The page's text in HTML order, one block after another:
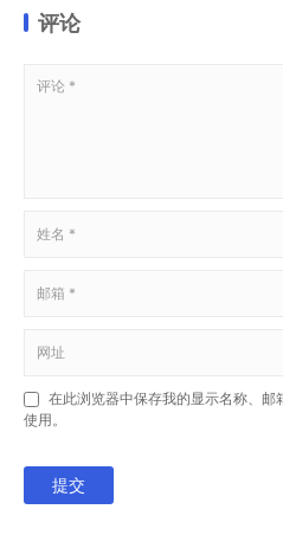
评论
在此浏览器中保存我的显示名称、
使用。
提交